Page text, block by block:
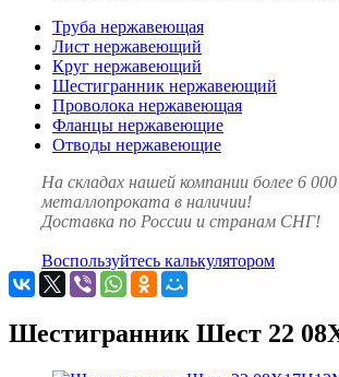
Труба нержавеющая
Лист нержавеющий
Круг нержавеющий
Шестигранник нержавеющий
Проволока нержавеющая
Фланцы нержавеющие
Отводы нержавеющие
На складах нашей компании более 6
металлопроката в наличии!
Доставка по России и странам СНГ!
Воспользуйтесь калькулятором
Шестигранник Шест 22